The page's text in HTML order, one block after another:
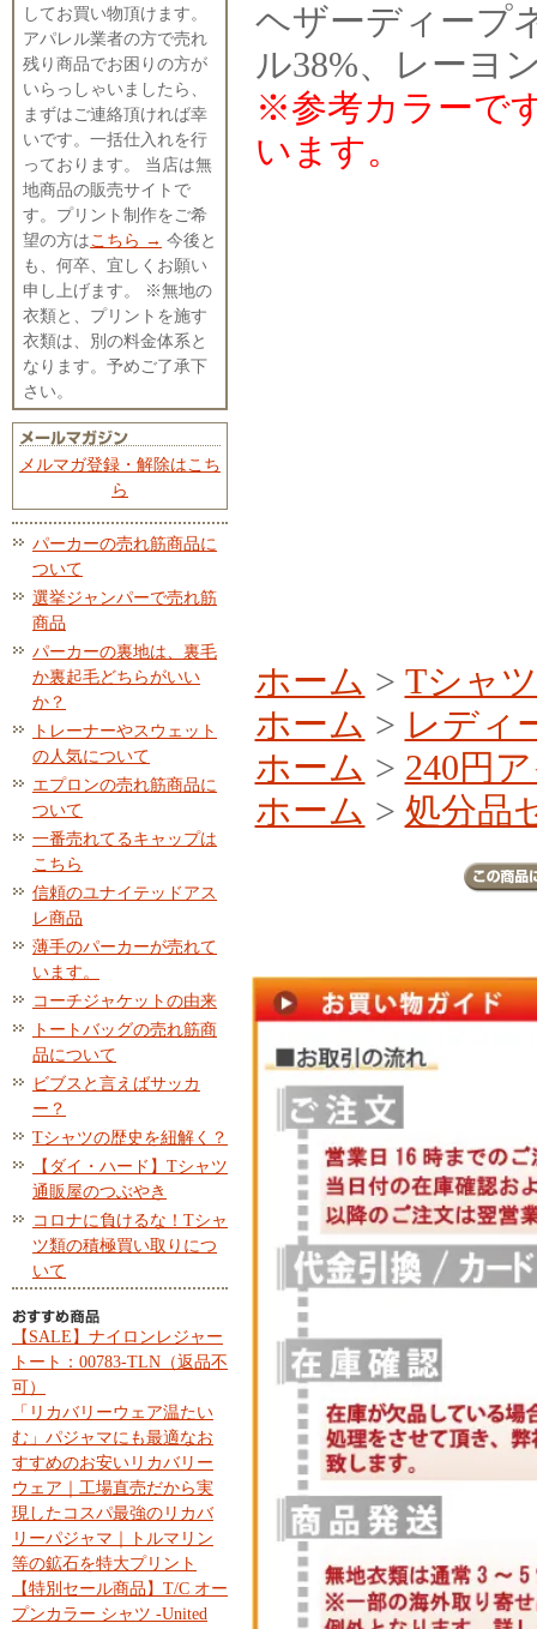
してお買い物頂けます。
アパレル業者の方で売れ
残り商品でお困りの方が
いらっしゃいましたら、
まずはご連絡頂ければ幸
いです。一括仕入れを行
っております。 当店は無
地商品の販売サイトで
す。プリント制作をご希
望の方はこちら → 今後と
も、何卒、宜しくお願い
申し上げます。 ※無地の
衣類と、プリントを施す
衣類は、別の料金体系と
なります。予めご了承下
さい。
メルマガ登録・解除はこち
ら
パーカーの売れ筋商品に
ついて
選挙ジャンパーで売れ筋
商品
パーカーの裏地は、裏毛
か裏起毛どちらがいい
か？
トレーナーやスウェット
の人気について
エプロンの売れ筋商品に
ついて
一番売れてるキャップは
こちら
信頼のユナイテッドアス
レ商品
薄手のパーカーが売れて
います。
コーチジャケットの由来
トートバッグの売れ筋商
品について
ビブスと言えばサッカ
ー？
Tシャツの歴史を紐解く？
【ダイ・ハード】Tシャツ
通販屋のつぶやき
コロナに負けるな！Tシャ
ツ類の積極買い取りにつ
いて
【SALE】ナイロンレジャー
トート：00783-TLN（返品不
可）
「リカバリーウェア温たい
む」パジャマにも最適なお
すすめのお安いリカバリー
ウェア｜工場直売だから実
現したコスパ最強のリカバ
リーパジャマ｜トルマリン
等の鉱石を特大プリント
【特別セール商品】T/C オー
プンカラー シャツ -United
ヘザーディープ
ル38%、レーヨ
※参考カラーで
います。
ホーム > Tシャ
ホーム > レディ
ホーム > 240円
ホーム > 処分品